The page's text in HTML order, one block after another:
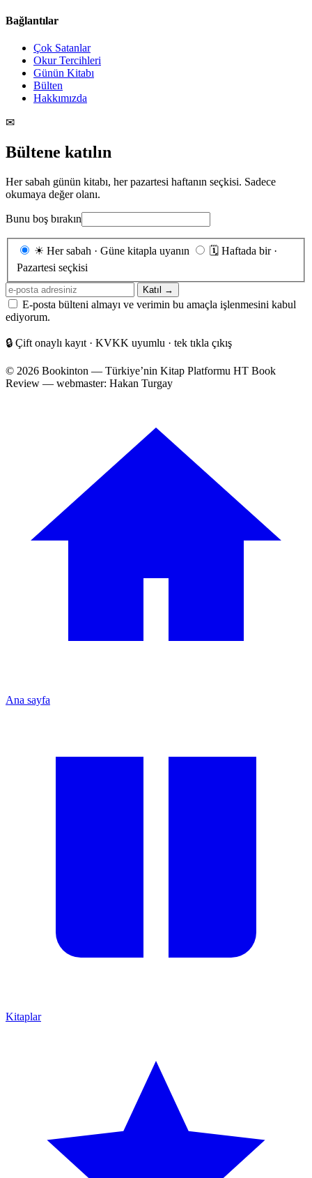
Bağlantılar
Çok Satanlar
Okur Tercihleri
Günün Kitabı
Bülten
Hakkımızda
✉
Bültene katılın
Her sabah günün kitabı, her pazartesi haftanın seçkisi. Sadece
okumaya değer olanı.
Bunu boş bırakın
Gönderim
☀ Her sabah · Güne kitapla uyanın 🗓 Haftada bir ·
Pazartesi seçkisi
E-
posta
adresiniz
Katıl →
E-posta bülteni almayı ve verimin bu amaçla işlenmesini kabul
ediyorum.
🔒 Çift onaylı kayıt · KVKK uyumlu · tek tıkla çıkış
© 2026 Bookinton — Türkiye’nin Kitap Platformu HT Book
Review — webmaster: Hakan Turgay
Ana sayfa
Kitaplar